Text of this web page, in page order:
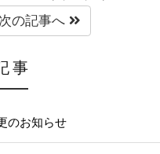
次の記事へ
事
のお知らせ